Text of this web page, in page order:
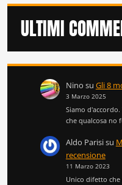
ULTIMI
Nino su Gli 8
3 Marzo 2025
Siamo
che qualcosa no
Aldo Parisisu
recensione
11 Marzo 2023
Unico difetto